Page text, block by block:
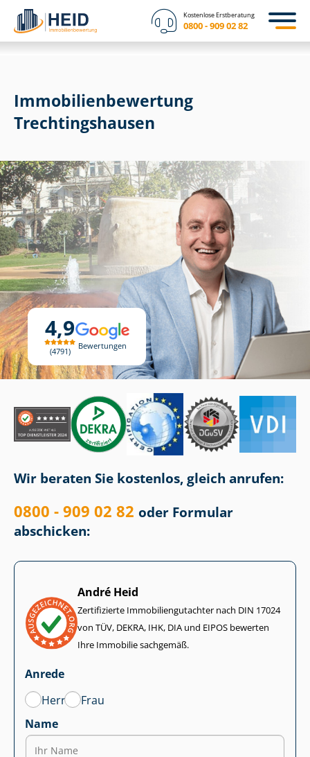
Kostenlose Erstberatung
0800 - 909 02 82
4,9
4791
Bewertungen
Immobilien­bewertung
Trech­tin­gs­hau­sen
Wir beraten Sie kostenlos, gleich anrufen:
0800 - 909 02 82 oder Formular
abschicken:
André Heid
Zertifizierte Im­mo­bi­li­en­gut­ach­ter nach DIN 17024
von TÜV, DEKRA, IHK, DIA und EIPOS bewerten
Ihre Immobilie sachgemäß.
Anrede
Herr
Frau
Name